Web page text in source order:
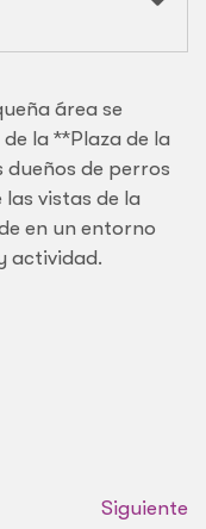
área se
la **Plaza de la
dueños de perros
vistas de la
en un entorno
actividad.
Siguiente